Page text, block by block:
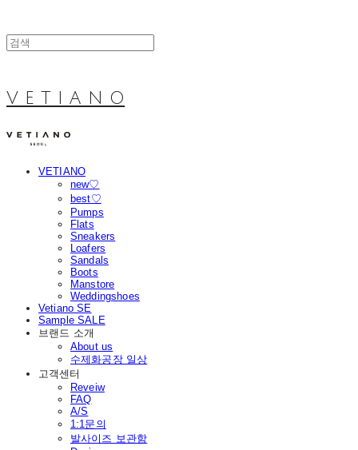
V E T I A N O
VETIANO
new♡
best♡
Pumps
Flats
Sneakers
Loafers
Sandals
Boots
Manstore
Weddingshoes
Vetiano SE
Sample SALE
브랜드 소개
About us
수제화공장 일상
고객센터
Reveiw
FAQ
A/S
1:1문의
발사이즈 보관함